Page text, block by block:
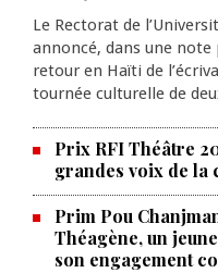
Le Rectorat de
annoncé, dans une
retour en Haïti de
tournée culturelle de
Prix RFI Théâtre
grandes voix de la
Prim Pou
Théagène, un
son engagement